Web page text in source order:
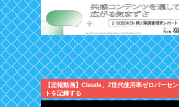
【悲報動画】Claude、Z世代使用率ゼロパーセン
トを記録する